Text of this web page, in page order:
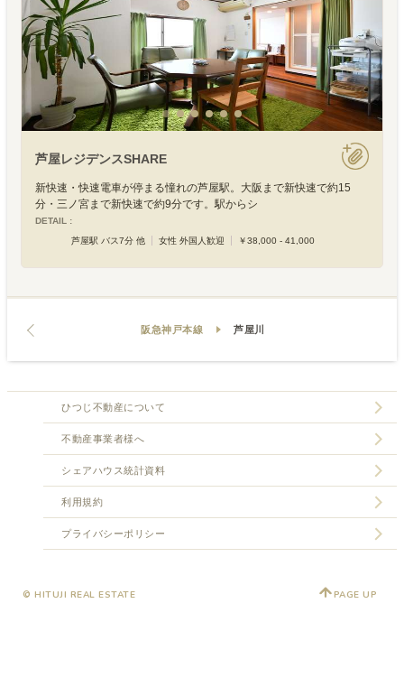
芦屋レジデンスSHARE
新快速・快速電車が停まる憧れの芦屋駅。大阪まで新快速で約15
分・三ノ宮まで新快速で約9分です。駅からシ
DETAIL :
芦屋駅 バス7分 他
女性 外国人歓迎 ￥38,000 - 41,000
阪急神戸本線 芦屋川
ひつじ不動産について
不動産事業者様へ
シェアハウス統計資料
利用規約
プライバシーポリシー
© HITUJI REAL ESTATE PAGE UP